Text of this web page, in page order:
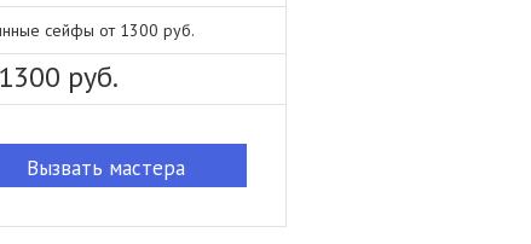
сейфы от 1300 руб.
руб.
Вызвать мастера